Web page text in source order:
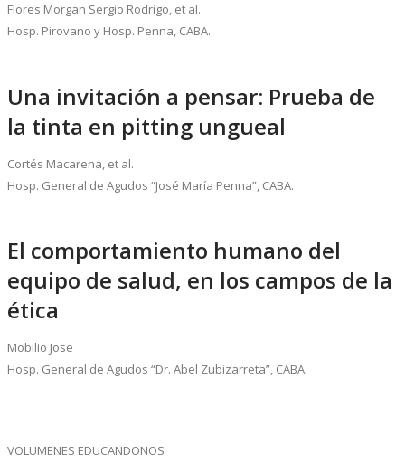
Flores Morgan Sergio Rodrigo, et al.
Hosp. Pirovano y Hosp. Penna, CABA.
Una invitación a pensar: Prueba de
la tinta en pitting ungueal
Cortés Macarena, et al.
Hosp. General de Agudos “José María Penna”, CABA.
El comportamiento humano del
equipo de salud, en los campos de la
ética
Mobilio Jose
Hosp. General de Agudos “Dr. Abel Zubizarreta”, CABA.
VOLUMENES EDUCANDONOS